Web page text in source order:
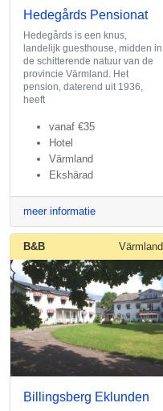
Hedegårds Pensionat
Hedegårds is een knus,
landelijk guesthouse, midden in
de schitterende natuur van de
provincie Värmland. Het
pension, daterend uit 1936,
heeft
vanaf €35
Hotel
Värmland
Ekshärad
meer informatie
B&B Värmland
Billingsberg Eklunden